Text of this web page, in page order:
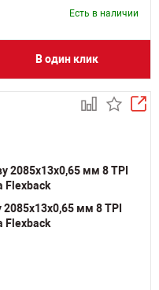
Есть в наличии
В один клик
мм 8 TPI
Flexback